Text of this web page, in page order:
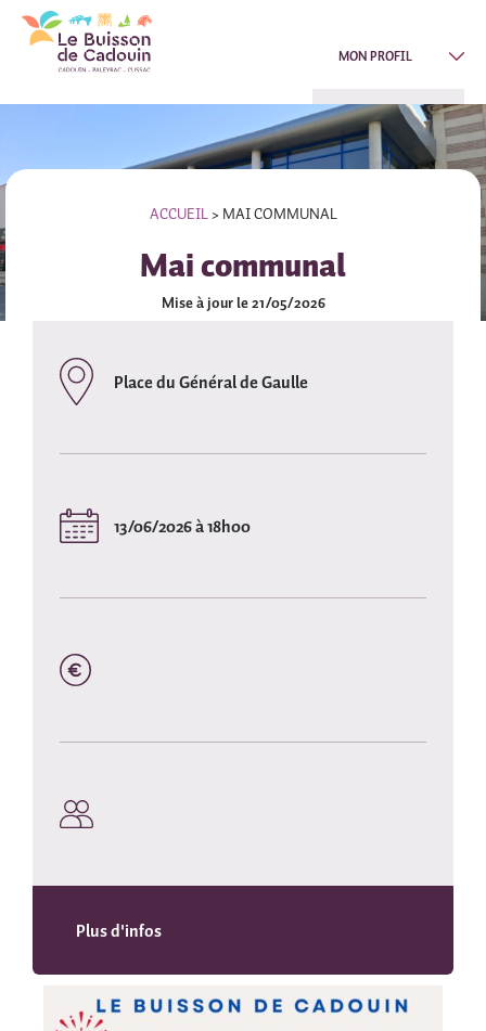
MON PROFIL
ACCUEIL> MAI COMMUNAL
Mai communal
Mise à jour le 21/05/2026
Place du Général de Gaulle
13/06/2026 à 18h00
Plus d'infos